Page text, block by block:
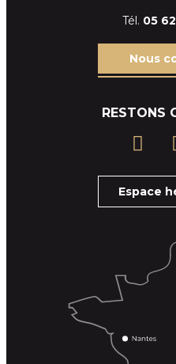
Tél. 05
Nous
RESTONS
Espace